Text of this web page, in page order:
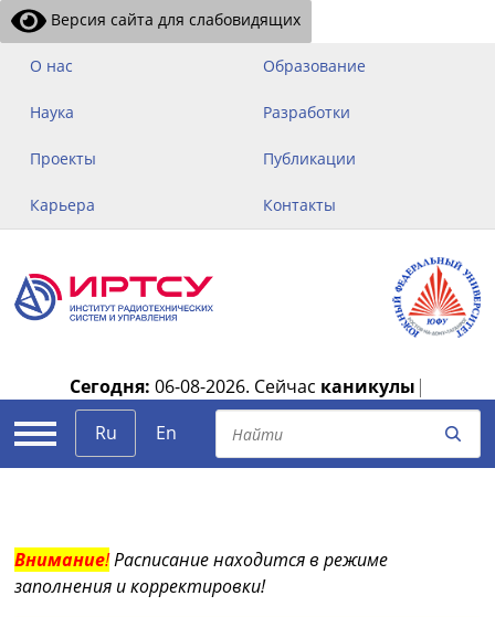
Версия сайта для слабовидящих
О нас Образование
Наука Разработки
Проекты Публикации
Карьера Контакты
Сегодня: 06-08-2026. Сейчас каникулы |
Ru
En
Внимание!Расписание находится в режиме
заполнения и корректировки!